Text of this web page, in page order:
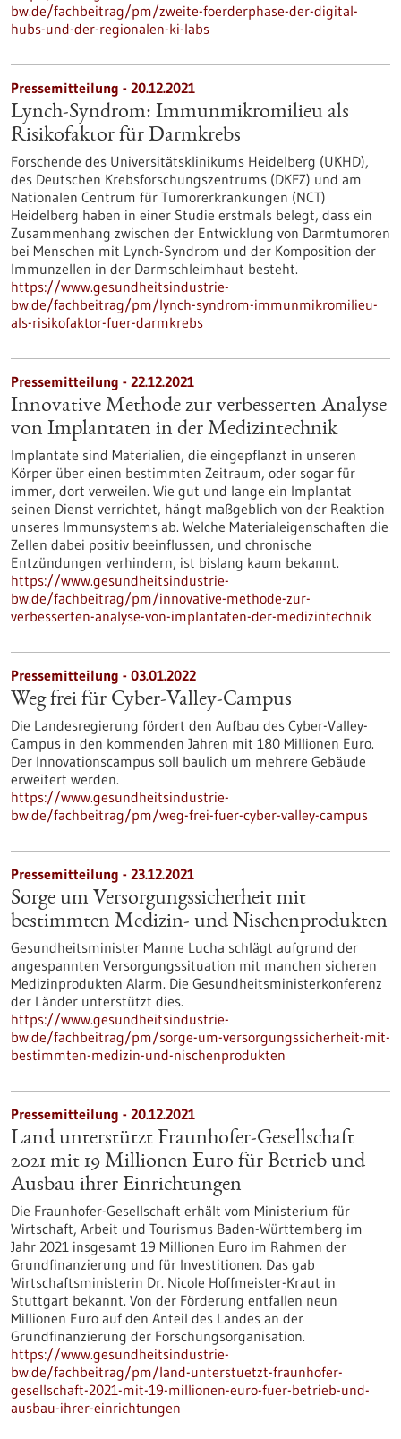
bw.de/fachbeitrag/pm/zweite-foerderphase-der-digital-
hubs-und-der-regionalen-ki-labs
Pressemitteilung - 20.12.2021
Lynch-Syndrom: Immunmikromilieu als
Risikofaktor für Darmkrebs
Forschende des Universitätsklinikums Heidelberg (UKHD),
des Deutschen Krebsforschungszentrums (DKFZ) und am
Nationalen Centrum für Tumorerkrankungen (NCT)
Heidelberg haben in einer Studie erstmals belegt, dass ein
Zusammenhang zwischen der Entwicklung von Darmtumoren
bei Menschen mit Lynch-Syndrom und der Komposition der
Immunzellen in der Darmschleimhaut besteht.
https://www.gesundheitsindustrie-
bw.de/fachbeitrag/pm/lynch-syndrom-immunmikromilieu-
als-risikofaktor-fuer-darmkrebs
Pressemitteilung - 22.12.2021
Innovative Methode zur verbesserten Analyse
von Implantaten in der Medizintechnik
Implantate sind Materialien, die eingepflanzt in unseren
Körper über einen bestimmten Zeitraum, oder sogar für
immer, dort verweilen. Wie gut und lange ein Implantat
seinen Dienst verrichtet, hängt maßgeblich von der Reaktion
unseres Immunsystems ab. Welche Materialeigenschaften die
Zellen dabei positiv beeinflussen, und chronische
Entzündungen verhindern, ist bislang kaum bekannt.
https://www.gesundheitsindustrie-
bw.de/fachbeitrag/pm/innovative-methode-zur-
verbesserten-analyse-von-implantaten-der-medizintechnik
Pressemitteilung - 03.01.2022
Weg frei für Cyber-Valley-Campus
Die Landesregierung fördert den Aufbau des Cyber-Valley-
Campus in den kommenden Jahren mit 180 Millionen Euro.
Der Innovationscampus soll baulich um mehrere Gebäude
erweitert werden.
https://www.gesundheitsindustrie-
bw.de/fachbeitrag/pm/weg-frei-fuer-cyber-valley-campus
Pressemitteilung - 23.12.2021
Sorge um Versorgungssicherheit mit
bestimmten Medizin- und Nischenprodukten
Gesundheitsminister Manne Lucha schlägt aufgrund der
angespannten Versorgungssituation mit manchen sicheren
Medizinprodukten Alarm. Die Gesundheitsministerkonferenz
der Länder unterstützt dies.
https://www.gesundheitsindustrie-
bw.de/fachbeitrag/pm/sorge-um-versorgungssicherheit-mit-
bestimmten-medizin-und-nischenprodukten
Pressemitteilung - 20.12.2021
Land unterstützt Fraunhofer-Gesellschaft
2021 mit 19 Millionen Euro für Betrieb und
Ausbau ihrer Einrichtungen
Die Fraunhofer-Gesellschaft erhält vom Ministerium für
Wirtschaft, Arbeit und Tourismus Baden-Württemberg im
Jahr 2021 insgesamt 19 Millionen Euro im Rahmen der
Grundfinanzierung und für Investitionen. Das gab
Wirtschaftsministerin Dr. Nicole Hoffmeister-Kraut in
Stuttgart bekannt. Von der Förderung entfallen neun
Millionen Euro auf den Anteil des Landes an der
Grundfinanzierung der Forschungsorganisation.
https://www.gesundheitsindustrie-
bw.de/fachbeitrag/pm/land-unterstuetzt-fraunhofer-
gesellschaft-2021-mit-19-millionen-euro-fuer-betrieb-und-
ausbau-ihrer-einrichtungen